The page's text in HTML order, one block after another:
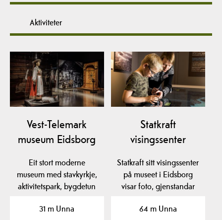
Aktiviteter
Vest-Telemark
museum Eidsborg
Eit stort moderne
museum med stavkyrkje,
aktivitetspark, bygdetun
31 m Unna
Statkraft
visingssenter
Statkraft sitt visingssenter
på museet i Eidsborg
visar foto, gjenstandar
64 m Unna